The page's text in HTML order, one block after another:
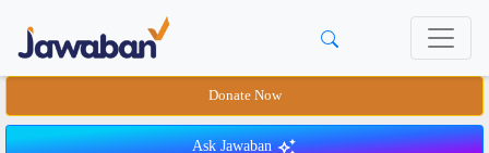
Donate Now
Ask Jawaban